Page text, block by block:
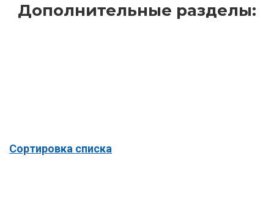
Дополнительные разделы:
Сортировка списка